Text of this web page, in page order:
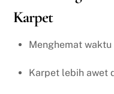
Karpet
Menghemat waktu
Karpet lebih awet